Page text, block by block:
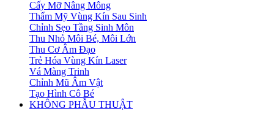
Cấy Mỡ Nâng Mông
Thẩm Mỹ Vùng Kín Sau Sinh
Chỉnh Sẹo Tầng Sinh Môn
Thu Nhỏ Môi Bé, Môi Lớn
Thu Cơ Âm Đạo
Trẻ Hóa Vùng Kín Laser
Vá Màng Trinh
Chỉnh Mũ Âm Vật
Tạo Hình Cô Bé
KHÔNG PHẪU THUẬT